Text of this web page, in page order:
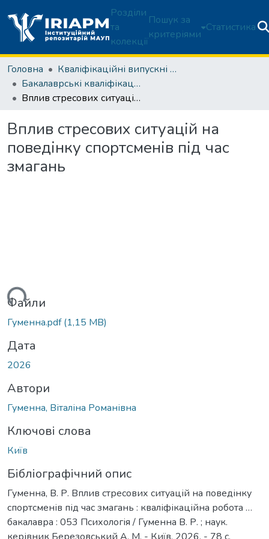
Розділи
та
колекції
Пошук за
критеріями
Статистика
Головна
Кваліфікаційні випускні роботи здобувачів вищої освіти
Бакалаврські кваліфікаційні роботи
Вплив стресових ситуацій на поведінку спортсменів під час змагань
Вплив стресових ситуацій на
поведінку спортсменів під час
змагань
Файли
Гуменна.pdf(1,15 MB)
Дата
2026
Автори
Гуменна, Віталіна Романівна
Ключові слова
Київ
Бібліографічний опис
Гуменна, В. Р. Вплив стресових ситуацій на поведінку
спортсменів під час змагань : кваліфікаційна робота …
бакалавра : 053 Психологія / Гуменна В. Р. ; наук.